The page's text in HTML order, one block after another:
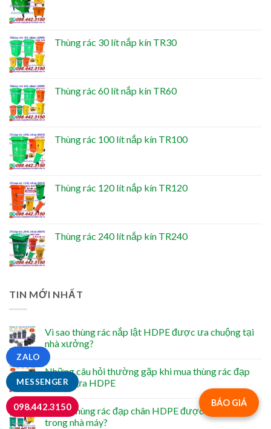
Thùng rác 30 lít nắp kín TR30
Thùng rác 60 lít nắp kín TR60
Thùng rác 100 lít nắp kín TR100
Thùng rác 120 lít nắp kín TR120
Thùng rác 240 lít nắp kín TR240
TIN MỚI NHẤT
Vì sao thùng rác nắp lật HDPE được ưa chuộng tại
nhà xưởng?
Những câu hỏi thường gặp khi mua thùng rác đạp
chân nhựa HDPE
Vì sao thùng rác đạp chân HDPE được dùng nhiều
trong nhà máy?
BÁO GIÁ
MESSENGER
ZALO
098.442.3150